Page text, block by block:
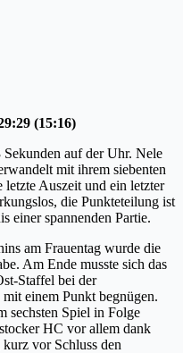
(15:16)
Sekunden auf der Uhr. Nele
mit ihrem siebenten
Auszeit und ein letzter
die Punkteteilung ist
einer spannenden Partie.
am Frauentag wurde die
Am Ende musste sich das
Staffel bei der
einem Punkt begnügen.
sechsten Spiel in Folge
HC vor allem dank
vor Schluss den